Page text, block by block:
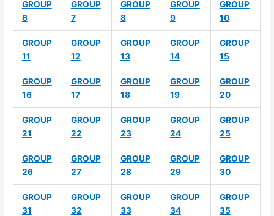
GROUP
6
GROUP
7
GROUP
8
GROUP
9
GROUP
10
GROUP
11
GROUP
12
GROUP
13
GROUP
14
GROUP
15
GROUP
16
GROUP
17
GROUP
18
GROUP
19
GROUP
20
GROUP
21
GROUP
22
GROUP
23
GROUP
24
GROUP
25
GROUP
26
GROUP
27
GROUP
28
GROUP
29
GROUP
30
GROUP
31
GROUP
32
GROUP
33
GROUP
34
GROUP
35